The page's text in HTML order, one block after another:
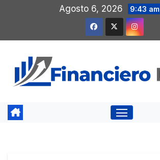
contenido
Agosto 6, 2026 9:43 am